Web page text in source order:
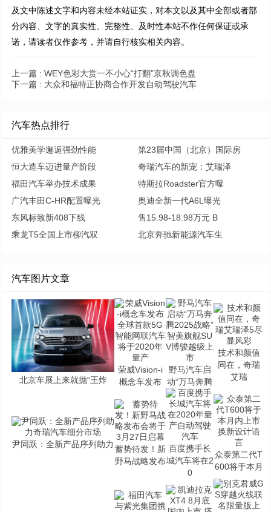
及文中陈述文字和内容未经本站证实，对本文以及其中全部或者部
分内容、文字的真实性、完整性、及时性本站不作任何保证或承
诺，请读者仅作参考，并请自行核实相关内容。
上一篇 : WEY色彩大赏一不小心“打翻”京秋调色盘
下一篇 : 大众和福特正协商合作开发自动驾驶汽车
汽车热点排行
优雅美学邂逅强劲性能
第23届中国（北京）国际房
恒大造车迈进量产阶段
奇瑞汽车的新宠：艾瑞泽
福田汽车举办技术成果
特斯拉Roadster官方曝
广汽丰田C-HR配置曝光
奥迪全新一代A6L曝光
东风标致新408下线
售15.98-18.98万元 B
乘龙T5全国上市柳汽双
北京奔驰新能源汽车生
汽车图片文章
北京车展上来就抛“王炸
荣威Vision-i
概念车发布
野马汽车启
动“万马奔腾
技术和颜值
同在，奇瑞
艾瑞
尹同跃：全新产品序列助力 蓄势待发！新
野马战略发布
百度携手长
城汽车将在2
0
众泰第二代T
600将于本月